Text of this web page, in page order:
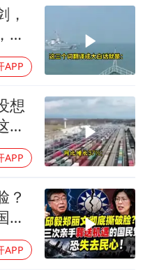
，
菲
APP
想
么
底
APP
？
民
APP